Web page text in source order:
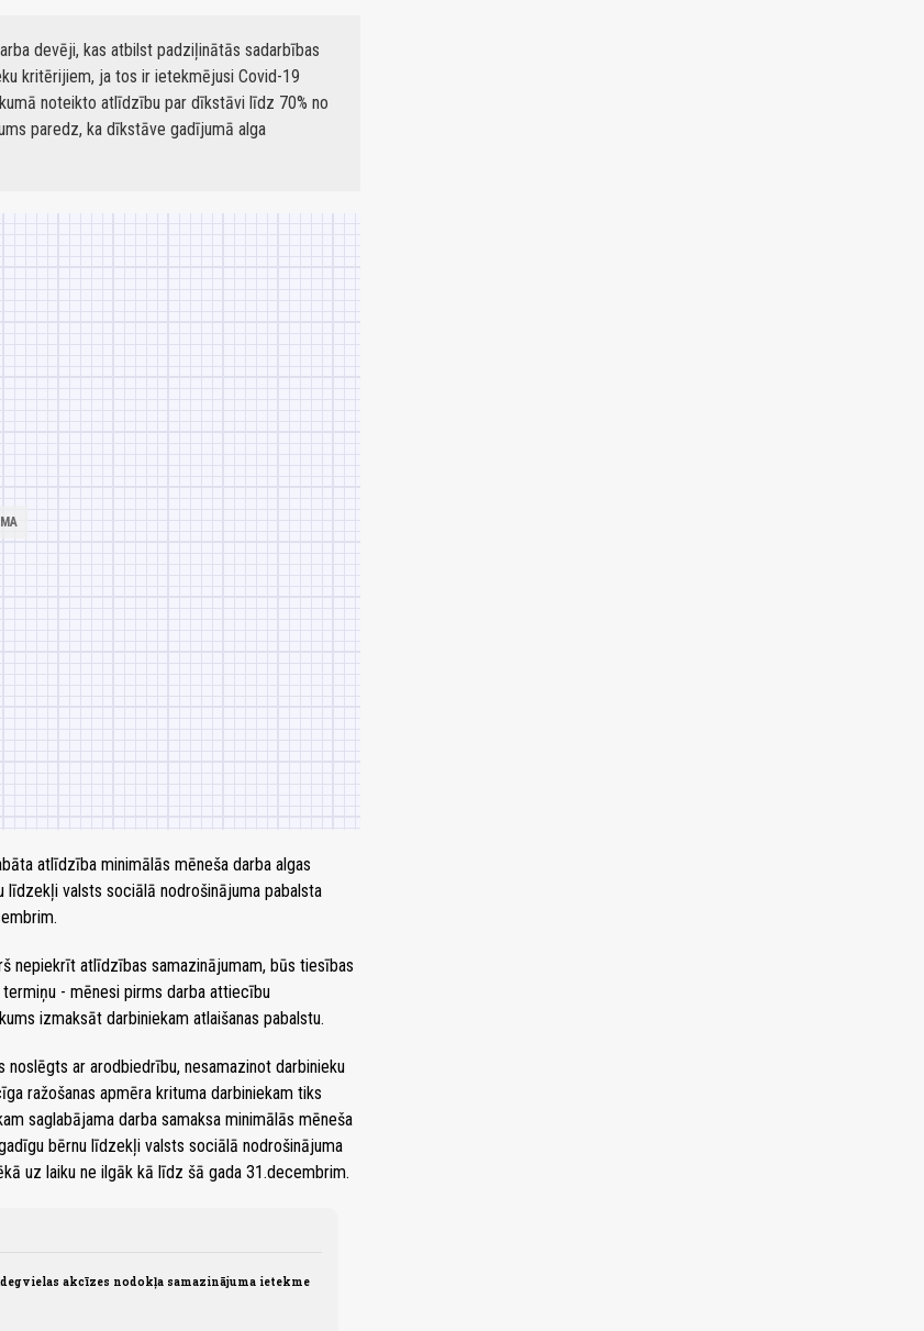
devēji, kas atbilst padziļinātās sadarbības
kritērijiem, ja tos ir ietekmējusi Covid-19
noteikto atlīdzību par dīkstāvi līdz 70% no
paredz, ka dīkstāve gadījumā alga
atlīdzība minimālās mēneša darba algas
līdzekļi valsts sociālā nodrošinājuma pabalsta
nepiekrīt atlīdzības samazinājumam, būs tiesības
- mēnesi pirms darba attiecību
izmaksāt darbiniekam atlaišanas pabalstu.
ar arodbiedrību, nesamazinot darbinieku
ražošanas apmēra krituma darbiniekam tiks
saglabājama darba samaksa minimālās mēneša
bērnu līdzekļi valsts sociālā nodrošinājuma
uz laiku ne ilgāk kā līdz šā gada 31.decembrim.
akcīzes nodokļa samazinājuma ietekme